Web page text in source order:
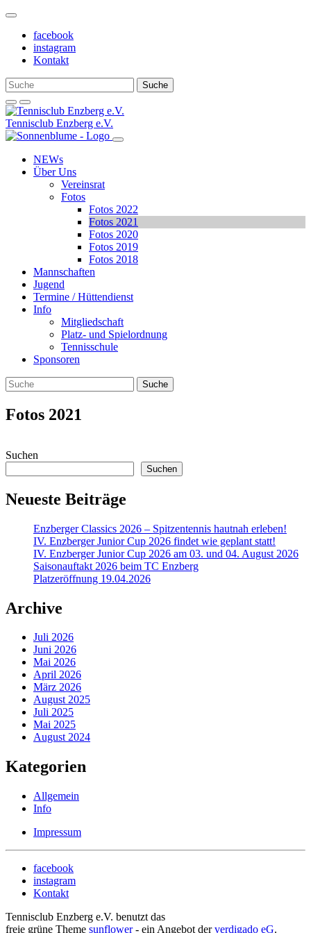
Weiter
Inhalt
facebook
instagram
Kontakt
Tennisclub Enzberg e.V.
NEWs
Über Uns
Vereinsrat
Fotos
Fotos 2022
Fotos 2021
Fotos 2020
Fotos 2019
Fotos 2018
Mannschaften
Jugend
Termine / Hüttendienst
Info
Mitgliedschaft
Platz- und Spielordnung
Tennisschule
Sponsoren
Fotos 2021
Suchen
Suchen
Neueste Beiträge
Enzberger Classics 2026 – Spitzentennis hautnah erleben!
IV. Enzberger Junior Cup 2026 findet wie geplant statt!
IV. Enzberger Junior Cup 2026 am 03. und 04. August 2026
Saisonauftakt 2026 beim TC Enzberg
Platzeröffnung 19.04.2026
Archive
Juli 2026
Juni 2026
Mai 2026
April 2026
März 2026
August 2025
Juli 2025
Mai 2025
August 2024
Kategorien
Allgemein
Info
Impressum
facebook
instagram
Kontakt
Tennisclub Enzberg e.V. benutzt das
freie grüne Theme sunflower‐ ein Angebot derverdigado eG.